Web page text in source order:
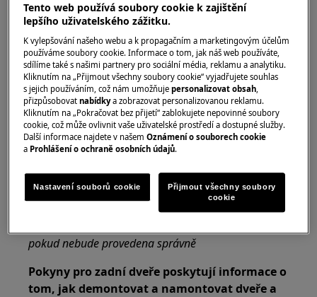
Řešení
Před jakoukoli údržbou vypněte spotřebič a
vytáhněte zástrčku zezásuvky.
Při přemisťování spotřebičů buďte vždy opatrní, u
těžkých spotřebičů je nutné jej přemisťovat dvěma
osobami.
obuv.
Vezměte prosím na vědomí, že neopravitelná nebo
pokud nebude provedena správně
Pokyny pro zadní dveře poskytují informace o
tom, jak demontovat a namontovat dveře a
Tento web používá soubory cookie k zajištění
lepšího uživatelského zážitku.
K vylepšování našeho webu a k propagačním a marketingovým účelům
používáme soubory cookie. Informace o tom, jak náš web používáte,
sdílíme také s našimi partnery pro sociální média, reklamu a analytiku.
Kliknutím na „Přijmout všechny soubory cookie“ vyjadřujete souhlas
s jejich používáním, což nám umožňujepersonalizovat obsah,
přizpůsobovatnabídkya zobrazovat personalizovanou reklamu.
Kliknutím na „Pokračovat bez přijetí“ zablokujete nepovinné soubory
cookie, což může ovlivnit vaše uživatelské prostředí a dostupné služby.
Další informace najdete v našemOznámení o souborech cookie
a Prohlášení o ochraně osobních údajů.
Nastavení souborů cookie
Přijmout všechny soubory
cookie